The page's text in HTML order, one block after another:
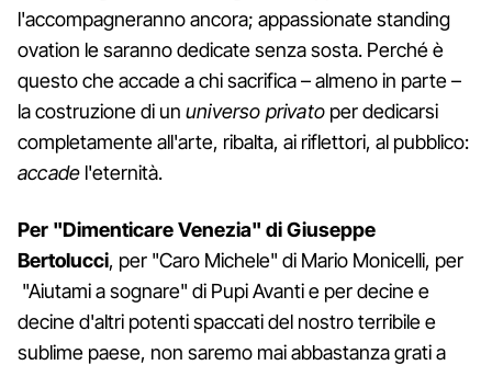
l'accompagneranno ancora; appassionate standing
ovation le saranno dedicate senza sosta. Perché è
questo che accade a chi sacrifica – almeno in parte –
la costruzione di un universo privatoper dedicarsi
completamente all'arte, ribalta, ai riflettori, al pubblico:
accade l'eternità.
Per "Dimenticare Venezia" di Giuseppe
Bertolucci, per "Caro Michele" di Mario Monicelli, per
"Aiutami a sognare" di Pupi Avanti e per decine e
decine d'altri potenti spaccati del nostro terribile e
sublime paese, non saremo mai abbastanza grati a